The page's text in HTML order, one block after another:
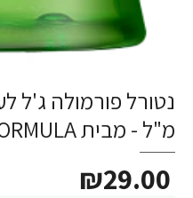
מ"ל - מבית NATURAL FORMULA
₪29.00